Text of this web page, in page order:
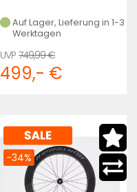
Auf Lager, Lieferung in 1-3
Werktagen
749,99 €
499,- €
-34%